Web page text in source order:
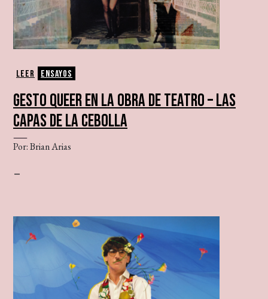
Leer Ensayos
GESTO QUEER EN LA OBRA DE TEATRO – LAS
CAPAS DE LA CEBOLLA
Por: Brian Arias
–